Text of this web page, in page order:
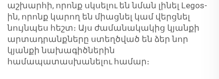
աշխարհի, որոնք սկսելու են նման լինել Legos-
ին, որոնք կարող են միացնել կամ վերցնել
նույնպես հեշտ։ Այս ժամանակակից կյանքի
արտադրանքները ստեղծված են ձեր նոր
կյանքի նախագիծներին
համապատասխանելու համար։